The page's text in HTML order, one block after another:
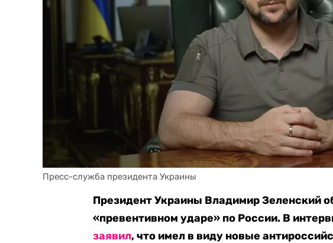
Пресс-служба президента Украины
Президент Украины Владимир Зеленский
«превентивном ударе» по России. В
заявил, что имел в виду новые